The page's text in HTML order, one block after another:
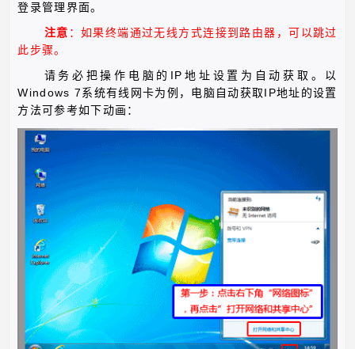
登录管理界面。
注意 ：如果终端通过无线方式连接到路由器，可以跳过
此步骤。
请务必把操作电脑的 IP 地址设置为自动获取。以
Windows 7 系统有线网卡为例，电脑自动获取 IP地址的设置
方法可参考如下动画：